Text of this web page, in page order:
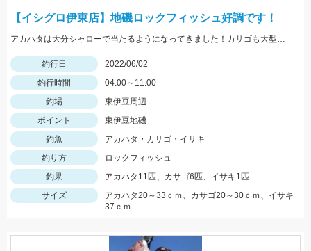
【イシグロ伊東店】地磯ロックフィッシュ好調です！
アカハタは大分シャローで当たるようになってきました！カサゴも大型多いです！
釣行日
2022/06/02
釣行時間
04:00～11:00
釣場
東伊豆周辺
ポイント
東伊豆地磯
釣魚
アカハタ・カサゴ・イサキ
釣り方
ロックフィッシュ
釣果
アカハタ11匹、カサゴ6匹、イサキ1匹
サイズ
アカハタ20～33ｃｍ、カサゴ20～30ｃｍ、イサキ
37ｃｍ